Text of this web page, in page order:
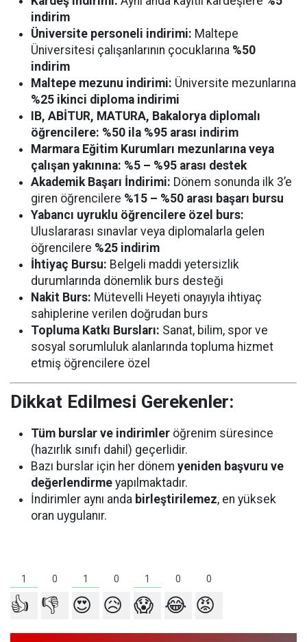
indirim
Üniversite personeli indirimi: Maltepe
Üniversitesi çalışanlarının çocuklarına %50
indirim
Maltepe mezunu indirimi: Üniversite mezunlarına
%25 ikinci diploma indirimi
IB, ABİTUR, MATURA, Bakalorya diplomalı
öğrencilere: %50 ila %95 arası indirim
Marmara Eğitim Kurumları mezunlarına veya
çalışan yakınına: %5 – %95 arası destek
Akademik Başarı İndirimi: Dönem sonunda ilk 3’e
giren öğrencilere %15 – %50 arası başarı bursu
Yabancı uyruklu öğrencilere özel burs:
Uluslararası sınavlar veya diplomalarla gelen
öğrencilere %25 indirim
İhtiyaç Bursu: Belgeli maddi yetersizlik
durumlarında dönemlik burs desteği
Nakit Burs: Mütevelli Heyeti onayıyla ihtiyaç
sahiplerine verilen doğrudan burs
Topluma Katkı Bursları: Sanat, bilim, spor ve
sosyal sorumluluk alanlarında topluma hizmet
etmiş öğrencilere özel
Dikkat Edilmesi Gerekenler:
Tüm burslar ve indirimler öğrenim süresince
(hazırlık sınıfı dahil) geçerlidir.
Bazı burslar için her dönem yeniden başvuru ve
değerlendirme yapılmaktadır.
İndirimler aynı anda birleştirilemez, en yüksek
oran uygulanır.
1 0 1 0 1 0 0
👍 👎 😍 😥 😱 😂 😡